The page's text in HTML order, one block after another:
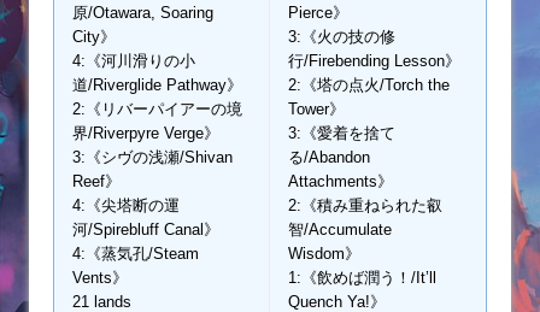
原/Otawara, Soaring
City》
4:《河川滑りの小
道/Riverglide Pathway》
2:《リバーパイアーの境
界/Riverpyre Verge》
3:《シヴの浅瀬/Shivan
Reef》
4:《尖塔断の運
河/Spirebluff Canal》
4:《蒸気孔/Steam
Vents》
21 lands
Pierce》
3:《火の技の修
行/Firebending Lesson》
2:《塔の点火/Torch the
Tower》
3:《愛着を捨て
る/Abandon
Attachments》
2:《積み重ねられた叡
智/Accumulate
Wisdom》
1:《飲めば潤う！/It’ll
Quench Ya!》